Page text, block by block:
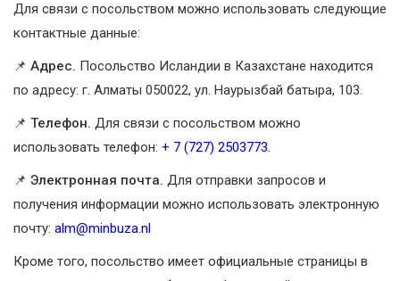
Для связи с посольством можно использовать следующие
контактные данные:
📌 Адрес. Посольство Исландии в Казахстане находится
по адресу: г. Алматы 050022, ул. Наурызбай батыра, 103.
📌 Телефон. Для связи с посольством можно
использовать телефон: + 7 (727) 2503773.
📌 Электронная почта. Для отправки запросов и
получения информации можно использовать электронную
почту: alm@minbuza.nl
Кроме того, посольство имеет официальные страницы в